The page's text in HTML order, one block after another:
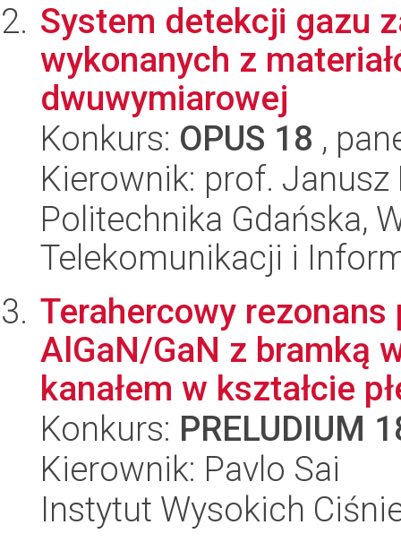
System detekcji gazu
wykonanych z
dwuwymiarowej
Konkurs: OPUS 18 ,
Kierownik: prof.
Politechnika Gdańska,
Telekomunikacji i
Terahercowy
AlGaN/GaN z bramką
kanałem w kształcie
Konkurs: PRELUDIUM
Kierownik: Pavlo Sai
Instytut Wysokich